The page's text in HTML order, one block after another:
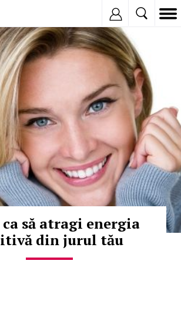
ca să atragi energia
din jurul tău